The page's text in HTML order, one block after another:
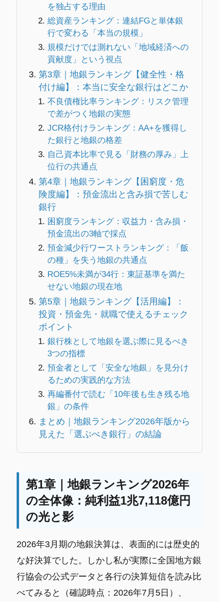
を独占する理由
総資産ランキング：連結FGと単体銀
行で変わる「本当の規模」
規模だけでは測れない「地域経済への
貢献度」という視点
第3章｜地銀ランキング【健全性・格
付け編】：本当に安全な銀行はどこか
不良債権比率ランキング：リスク管理
で差がつく地銀の実態
JCR格付けランキング：AA+を獲得し
た銀行と地銀の格差
自己資本比率で見る「財務の厚み」上
位行の共通点
第4章｜地銀ランキング【困窮度・危
険度編】：預金流出と含み損で苦しむ
銀行
困窮度ランキング：収益力・含み損・
預金流出の3軸で採点
預金減少行ワーストランキング：「飯
の種」を失う地銀の共通点
ROE5%未満が34行：東証基準を満た
せない地銀の現在地
第5章｜地銀ランキング【活用編】：
投資・預金先・就職で使えるチェック
ポイント
銀行株として地銀を選ぶ際に見るべき
3つの指標
預金者として「安全な地銀」を見分け
るための実践的な方法
再編番付で読む「10年後も生き残る地
銀」の条件
まとめ｜地銀ランキング2026年版から
見えた「選ぶべき銀行」の結論
第1章｜地銀ランキング2026年
の全体像：純利益1兆7,118億円
の光と影
2026年3月期の地銀決算は、表面的には歴史的
な好決算でした。しかし私が実際に全国地方銀
行協会の公式データと各行の決算短信を読み比
べてみると（確認時点：2026年7月5日）、